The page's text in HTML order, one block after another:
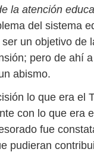
la atención
del sistema
un objetivo de
pero de ahí
abismo.
lo que era el
con lo que era
fue
pudieran